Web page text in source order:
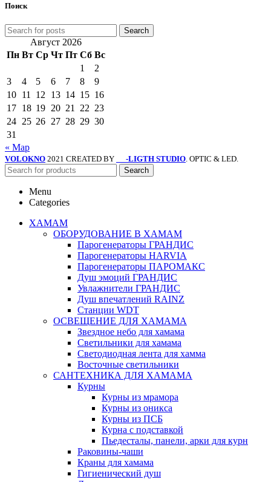
Поиск
Search
Август 2026
Пн Вт Ср Чт Пт Сб Вс
1
2
3
4 5 6 7 8
9
10 11 12 13 14 15 16
17 18 19 20 21 22 23
24 25 26 27 28 29 30
31
« Мар
VOLOKNO 2021 CREATED BY -LIGTH STUDIO. OPTIC & LED.
Search
Menu
Categories
ХАМАМ
ОБОРУДОВАНИЕ В ХАМАМ
Парогенераторы ГРАНДИС
Парогенераторы HARVIA
Парогенераторы ПАРОМАКС
Душ эмоций ГРАНДИС
Увлажнители ГРАНДИС
Душ впечатлений RAINZ
Станции WDT
ОСВЕЩЕНИЕ ДЛЯ ХАМАМА
Звездное небо для хамама
Светильники для хамама
Светодиодная лента для хамма
Восточные светильники
САНТЕХНИКА ДЛЯ ХАМАМА
Курны
Курны из мрамора
Курны из оникса
Курны из ПСБ
Курна с подставкой
Пьедесталы, панели, арки для курн
Раковины-чаши
Краны для хамама
Гигиенический душ